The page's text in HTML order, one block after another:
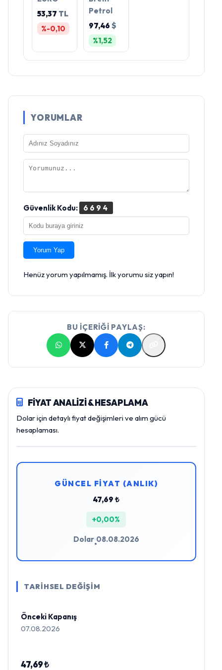
53,37 TL
%-0,10
Petrol
97,46$
%1,52
YORUMLAR
Güvenlik Kodu: 6694
Yorum Yap
Henüz yorum yapılmamış. İlk yorumu siz yapın!
BU İÇERİĞİ PAYLAŞ:
FİYAT ANALİZİ & HESAPLAMA
Dolar için detaylı fiyat değişimleri ve alım gücü
hesaplaması.
GÜNCEL FİYAT (ANLIK)
47,69 ₺
+0,00%
Dolar
•
08.08.2026
TARİHSEL DEĞİŞİM
Önceki Kapanış
07.08.2026
47,69 ₺